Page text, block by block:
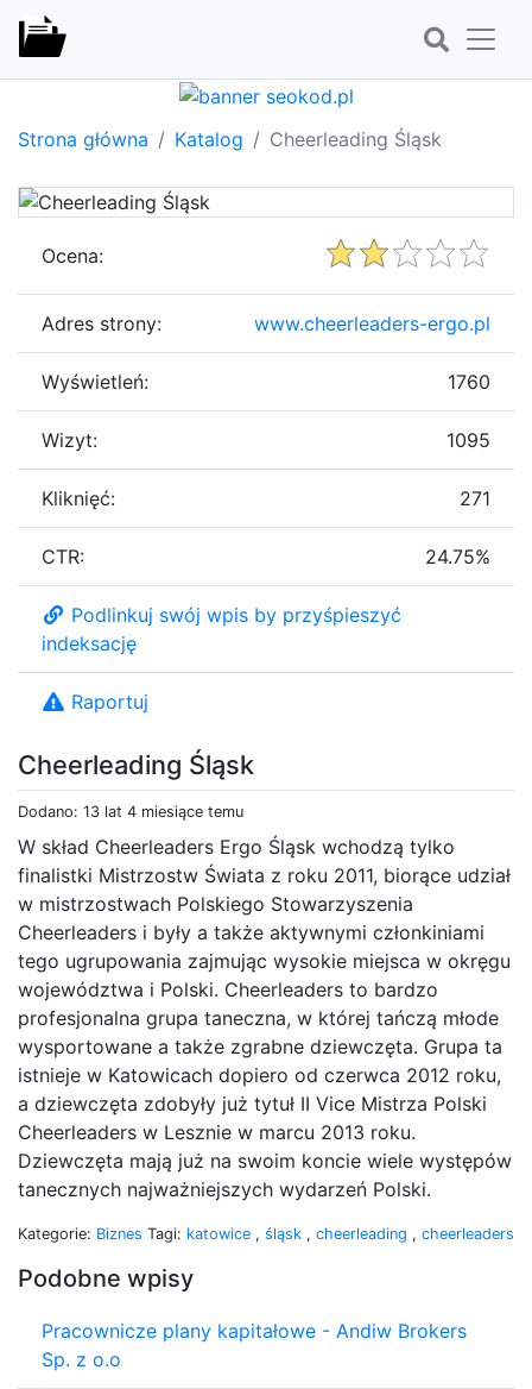
Strona główna Katalog Cheerleading Śląsk
Cheerleading Śląsk
Dodano: 13 lat 4 miesiące temu
W skład Cheerleaders Ergo Śląsk wchodzą tylko
finalistki Mistrzostw Świata z roku 2011, biorące udział
w mistrzostwach Polskiego Stowarzyszenia
Cheerleaders i były a także aktywnymi członkiniami
tego ugrupowania zajmując wysokie miejsca w okręgu
województwa i Polski. Cheerleaders to bardzo
profesjonalna grupa taneczna, w której tańczą młode
wysportowane a także zgrabne dziewczęta. Grupa ta
istnieje w Katowicach dopiero od czerwca 2012 roku,
a dziewczęta zdobyły już tytuł II Vice Mistrza Polski
Cheerleaders w Lesznie w marcu 2013 roku.
Dziewczęta mają już na swoim koncie wiele występów
tanecznych najważniejszych wydarzeń Polski.
Kategorie: Biznes Tagi: katowice , śląsk , cheerleading , cheerleaders
Podobne wpisy
Pracownicze plany kapitałowe - Andiw Brokers
Sp. z o.o
Ocena:
Adres strony: www.cheerleaders-ergo.pl
Wyświetleń: 1760
Wizyt: 1095
Kliknięć: 271
CTR: 24.75%
Podlinkuj swój wpis by przyśpieszyć
indeksację
Raportuj